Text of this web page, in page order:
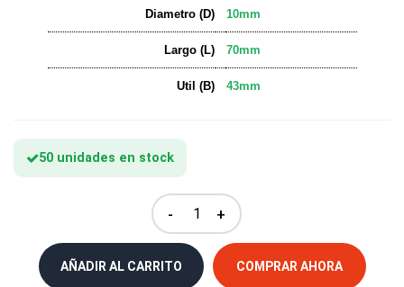
Diametro (D) 10mm
Largo (L) 70mm
Util (B) 43mm
50 unidades en stock
- +
AÑADIR AL CARRITO COMPRAR AHORA